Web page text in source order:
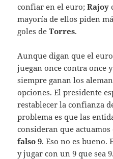
confiar en el euro;Rajoy
mayoría de ellos piden
goles deTorres.
Aunque digan que el
juegan once contra once
siempre ganan los
opciones. El presidente
restablecer la confianza
problema es que las
consideran que
falso 9. Eso no es bueno.
y jugar con un 9 que sea